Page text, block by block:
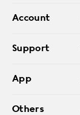
コンタクトレンズ
アクセサリー
オンラインショップ
Account
ログアウト
Support
よくあるご質問
お問い合わせ
App
Others